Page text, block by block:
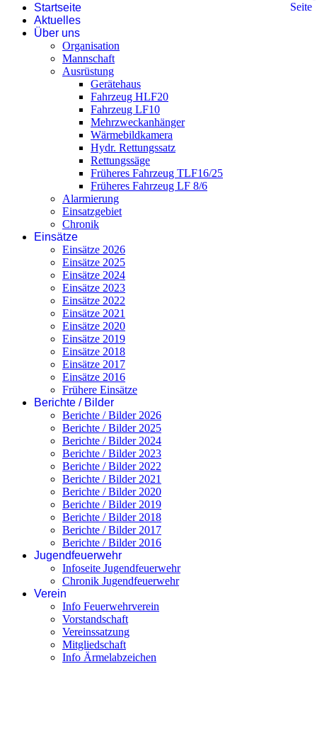
Startseite
Aktuelles
Über uns
Organisation
Mannschaft
Ausrüstung
Gerätehaus
Fahrzeug HLF20
Fahrzeug LF10
Mehrzweckanhänger
Wärmebildkamera
Hydr. Rettungssatz
Rettungssäge
Früheres Fahrzeug TLF16/25
Früheres Fahrzeug LF 8/6
Alarmierung
Einsatzgebiet
Chronik
Einsätze
Einsätze 2026
Einsätze 2025
Einsätze 2024
Einsätze 2023
Einsätze 2022
Einsätze 2021
Einsätze 2020
Einsätze 2019
Einsätze 2018
Einsätze 2017
Einsätze 2016
Frühere Einsätze
Berichte / Bilder
Berichte / Bilder 2026
Berichte / Bilder 2025
Berichte / Bilder 2024
Berichte / Bilder 2023
Berichte / Bilder 2022
Berichte / Bilder 2021
Berichte / Bilder 2020
Berichte / Bilder 2019
Berichte / Bilder 2018
Berichte / Bilder 2017
Berichte / Bilder 2016
Jugendfeuerwehr
Infoseite Jugendfeuerwehr
Chronik Jugendfeuerwehr
Verein
Info Feuerwehrverein
Vorstandschaft
Vereinssatzung
Mitgliedschaft
Info Ärmelabzeichen